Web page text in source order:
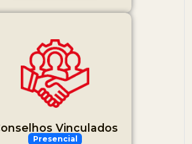
Vinculados
Presencial